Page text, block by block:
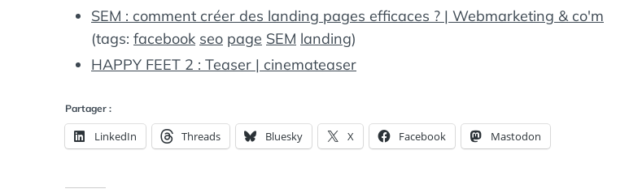
SEM : comment créer des landing pages efficaces ? | Webmarketing & co'm
(tags: facebook seo page SEM landing)
HAPPY FEET 2 : Teaser | cinemateaser
Partager :
LinkedIn Threads Bluesky X Facebook Mastodon